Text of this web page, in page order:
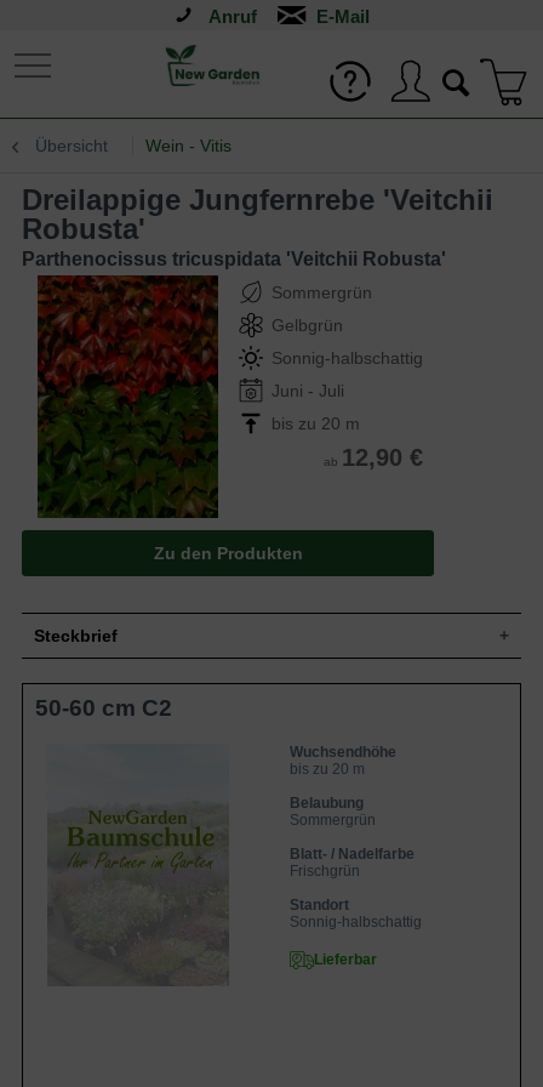
Anruf
Übersicht Wein - Vitis
Dreilappige Jungfernrebe 'Veitchii
Robusta'
Parthenocissus tricuspidata 'Veitchii Robusta'
Sommergrün
Gelbgrün
Sonnig-halbschattig
Juni - Juli
bis zu 20 m
ab 12,90 €
Zu den Produkten
Steckbrief
Wuchs
Kletterstrauch, aufrecht, stark verzweigt,
starkwüchsig, nach 10 Jahren ca. 8 m
Blatt
Sommergrün, ungelappt bis dreilappig,
am Ende zugespitzt, grob gezähnt, im
Austrieb bronzefarben bis braunrot, dann
frischgrün, Herbstfarbe goldgelborange
bis karminrot, 15 bis 20 cm lang
erbsengroß, nicht zum Verzehr geeignet
Gelbgrüne Trugdolden
Braun
50-60 cm C2
Wuchsendhöhe
bis zu 20 m
Belaubung
Sommergrün
Blatt- / Nadelfarbe
Frischgrün
Standort
Sonnig-halbschattig
Lieferbar